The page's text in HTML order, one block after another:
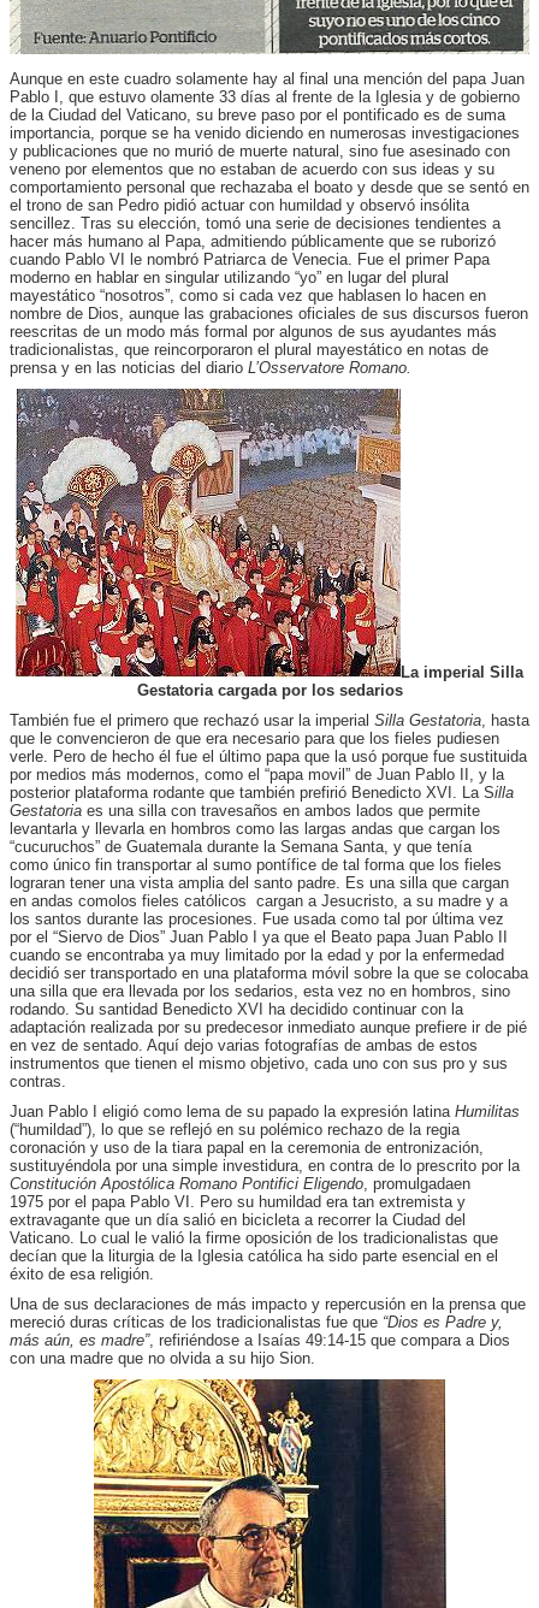
Aunque en este cuadro solamente hay al final una mención del papa Juan
Pablo I, que estuvo olamente 33 días al frente de la Iglesia y de gobierno
de la Ciudad del Vaticano, su breve paso por el pontificado es de suma
importancia, porque se ha venido diciendo en numerosas investigaciones
y publicaciones que no murió de muerte natural, sino fue asesinado con
veneno por elementos que no estaban de acuerdo con sus ideas y su
comportamiento personal que rechazaba el boato y desde que se sentó en
el trono de san Pedro pidió actuar con humildad y observó insólita
sencillez. Tras su elección, tomó una serie de decisiones tendientes a
hacer más humano al Papa, admitiendo públicamente que se ruborizó
cuando Pablo VI le nombró Patriarca de Venecia. Fue el primer Papa
moderno en hablar en singular utilizando “yo” en lugar del plural
mayestático “nosotros”, como si cada vez que hablasen lo hacen en
nombre de Dios, aunque las grabaciones oficiales de sus discursos fueron
reescritas de un modo más formal por algunos de sus ayudantes más
tradicionalistas, que reincorporaron el plural mayestático en notas de
prensa y en las noticias del diario L’Osservatore Romano.
La imperial Silla
Gestatoria cargada por los sedarios
También fue el primero que rechazó usar la imperial Silla Gestatoria, hasta
que le convencieron de que era necesario para que los fieles pudiesen
verle. Pero de hecho él fue el último papa que la usó porque fue sustituida
por medios más modernos, como el “papa movil” de Juan Pablo II, y la
posterior plataforma rodante que también prefirió Benedicto XVI. La Silla
Gestatoria es una silla con travesaños en ambos lados que permite
levantarla y llevarla en hombros como las largas andas que cargan los
“cucuruchos” de Guatemala durante la Semana Santa, y que tenía
como único fin transportar al sumo pontífice de tal forma que los fieles
lograran tener una vista amplia del santo padre. Es una silla que cargan
en andas comolos fieles católicos cargan a Jesucristo, a su madre y a
los santos durante las procesiones. Fue usada como tal por última vez
por el “Siervo de Dios” Juan Pablo I ya que el Beato papa Juan Pablo II
cuando se encontraba ya muy limitado por la edad y por la enfermedad
decidió ser transportado en una plataforma móvil sobre la que se colocaba
una silla que era llevada por los sedarios, esta vez no en hombros, sino
rodando. Su santidad Benedicto XVI ha decidido continuar con la
adaptación realizada por su predecesor inmediato aunque prefiere ir de pié
en vez de sentado. Aquí dejo varias fotografías de ambas de estos
instrumentos que tienen el mismo objetivo, cada uno con sus pro y sus
contras.
Juan Pablo I eligió como lema de su papado la expresión latina Humilitas
(“humildad”), lo que se reflejó en su polémico rechazo de la regia
coronación y uso de la tiara papal en la ceremonia de entronización,
sustituyéndola por una simple investidura, en contra de lo prescrito por la
Constitución Apostólica Romano Pontifici Eligendo, promulgadaen
1975 por el papa Pablo VI. Pero su humildad era tan extremista y
extravagante que un día salió en bicicleta a recorrer la Ciudad del
Vaticano. Lo cual le valió la firme oposición de los tradicionalistas que
decían que la liturgia de la Iglesia católica ha sido parte esencial en el
éxito de esa religión.
Una de sus declaraciones de más impacto y repercusión en la prensa que
mereció duras críticas de los tradicionalistas fue que “Dios es Padre y,
más aún, es madre”, refiriéndose a Isaías 49:14-15 que compara a Dios
con una madre que no olvida a su hijo Sion.